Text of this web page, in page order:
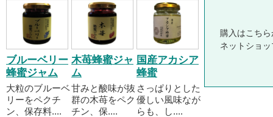
ブルーベリー
蜂蜜ジャム
大粒のブルーベ
リーをペクチ
ン、保存料....
木苺蜂蜜ジャ
ム
甘みと酸味が抜
群の木苺をペク
チン、保....
国産アカシア
蜂蜜
さっぱりとした
優しい風味なが
らも、し....
購入はこちら
ネットショ